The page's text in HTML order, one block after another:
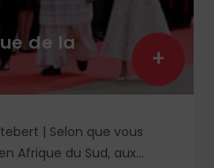
de la
| Selon que vous
Afrique du Sud, aux
+